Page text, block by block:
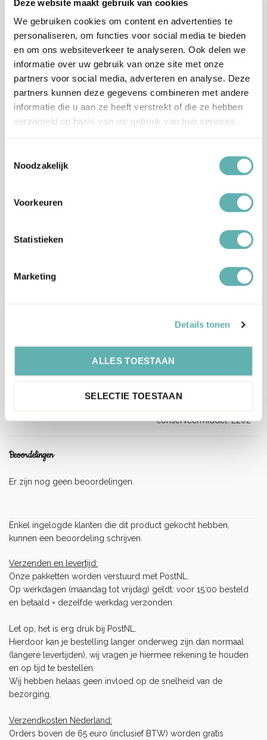
Deze website maakt gebruik van cookies
We gebruiken cookies om content en advertenties te
personaliseren, om functies voor social media te bieden
en om ons websiteverkeer te analyseren. Ook delen we
informatie over uw gebruik van onze site met onze
partners voor social media, adverteren en analyse. Deze
partners kunnen deze gegevens combineren met andere
informatie die u aan ze heeft verstrekt of die ze hebben
verzameld op basis van uw gebruik van hun services.
Noodzakelijk
Voorkeuren
Statistieken
Marketing
Details tonen
ALLES TOESTAAN
SELECTIE TOESTAAN
Afmetingen
3,7cm (dus 35 stuks van 3,7cm), 20x 4,7cm
(dus 20 stuks van 4,7cm), 8x 7cm (dus 8
stuks van 7cm), 4x 9,5cm (dus 4 stuks van
9,5cm), 15cm, 20cm, 23cm, 25cm, 28cm
Ingrediënten
Ouwel Dik
Aardappelzetmeel, plantaardige
olie(olijfolie) en water.
Ingrediënten
Icing/Frosting
E460), dextrose, emulgatoren (E435, E491,
(E202, E330), zoetstof (sucralose).
water, glycerol E422, kleurstoffen: E102,
zuurteregelaar: E330, conserveermiddel:
Blauw:
water, glycerol E422, ,kleurstoffen: E133,
Rood:
water, glycerol E422, ,kleurstoffen: E 151,
conserveermiddel: E202
Beoordelingen
Er zijn nog geen beoordelingen.
Enkel ingelogde klanten die dit product gekocht hebben,
kunnen een beoordeling schrijven.
Verzenden en levertijd:
Onze pakketten worden verstuurd met PostNL.
Op werkdagen (maandag tot vrijdag) geldt: voor 15:00 besteld
en betaald = dezelfde werkdag verzonden.
Let op, het is erg druk bij PostNL.
Hierdoor kan je bestelling langer onderweg zijn dan normaal
(langere levertijden), wij vragen je hiermee rekening te houden
en op tijd te bestellen.
Wij hebben helaas geen invloed op de snelheid van de
bezorging.
Verzendkosten Nederland:
Orders boven de 65 euro (inclusief BTW) worden gratis